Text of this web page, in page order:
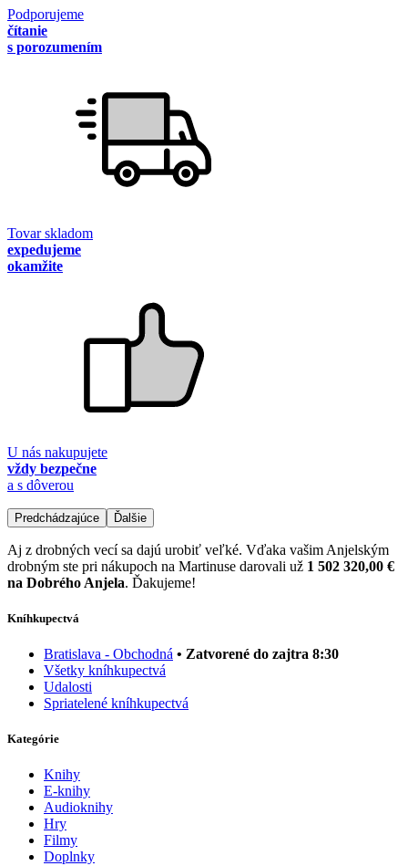
Podporujeme
čítanie
s porozumením
Tovar skladom
expedujeme
okamžite
U nás nakupujete
vždy bezpečne
a s dôverou
Predchádzajúce Ďalšie
Aj z drobných vecí sa dajú urobiť veľké. Vďaka vašim Anjelským
drobným ste pri nákupoch na Martinuse darovali už 1 502 320,00 €
na Dobrého Anjela. Ďakujeme!
Kníhkupectvá
Bratislava - Obchodná • Zatvorené do zajtra 8:30
Všetky kníhkupectvá
Udalosti
Spriatelené kníhkupectvá
Kategórie
Knihy
E-knihy
Audioknihy
Hry
Filmy
Doplnky